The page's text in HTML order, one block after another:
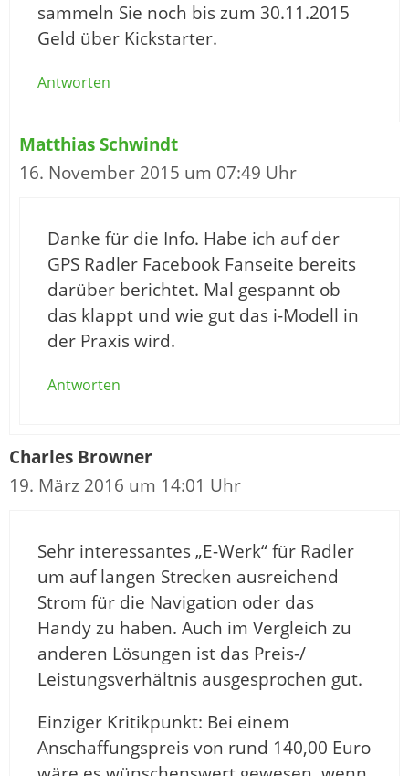
sammeln Sie noch bis zum 30.11.2015
Geld über Kickstarter.
Antworten
Matthias Schwindt
16. November 2015 um 07:49 Uhr
Danke für die Info. Habe ich auf der
GPS Radler Facebook Fanseite bereits
darüber berichtet. Mal gespannt ob
das klappt und wie gut das i-Modell in
der Praxis wird.
Antworten
Charles Browner
19. März 2016 um 14:01 Uhr
Sehr interessantes „E-Werk“ für Radler
um auf langen Strecken ausreichend
Strom für die Navigation oder das
Handy zu haben. Auch im Vergleich zu
anderen Lösungen ist das Preis-/
Leistungsverhältnis ausgesprochen gut.
Einziger Kritikpunkt: Bei einem
Anschaffungspreis von rund 140,00 Euro